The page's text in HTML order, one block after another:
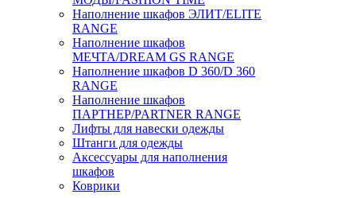
Наполнение шкафов ЭЛИТ/ELITE
RANGE
Наполнение шкафов
МЕЧТА/DREAM GS RANGE
Наполнение шкафов D 360/D 360
RANGE
Наполнение шкафов
ПАРТНЕР/PARTNER RANGE
Лифты для навески одежды
Штанги для одежды
Аксессуары для наполнения
шкафов
Коврики